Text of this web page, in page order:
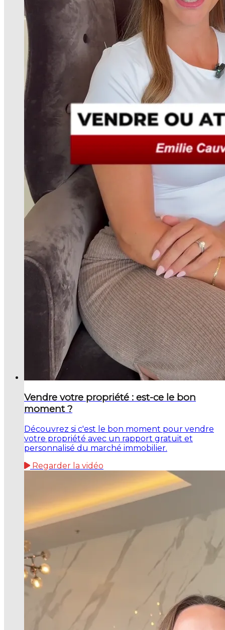
Vendre votre propriété : est-ce le bon
moment ?
Découvrez si c'est le bon moment pour vendre
votre propriété avec un rapport gratuit et
personnalisé du marché immobilier.
Regarder la vidéo